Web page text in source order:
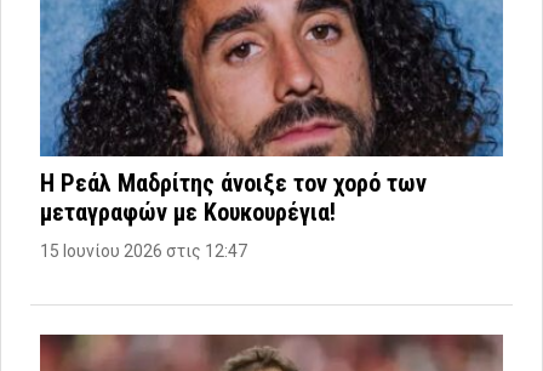
Η Ρεάλ Μαδρίτης άνοιξε τον χορό των
μεταγραφών με Κουκουρέγια!
15 Ιουνίου 2026 στις 12:47